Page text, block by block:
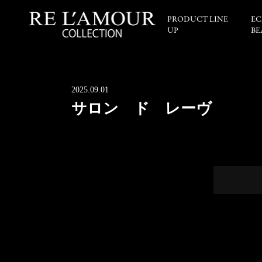
PRODUCT LINE
UP
2025.09.01
サロン ド レーヴ